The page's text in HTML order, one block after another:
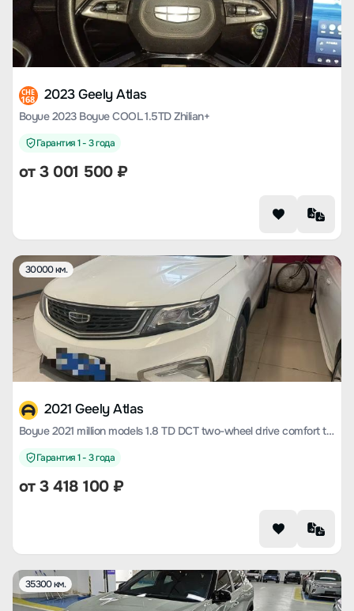
CHE
168 2023 Geely Atlas
Boyue 2023 Boyue COOL 1.5TD Zhilian+
Гарантия 1 - 3 года
от3 001 500₽
30000 км.
2021 Geely Atlas
Boyue 2021 million models 1.8 TD DCT two-wheel drive comfort type
Гарантия 1 - 3 года
от3 418 100₽
35300 км.